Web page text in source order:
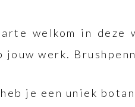
welkom in deze
werk.
je een uniek